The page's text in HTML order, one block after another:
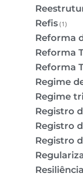
Refis(1)
Reforma
Reforma
Reforma
Regime
Regime
Registro
Registro
Registro